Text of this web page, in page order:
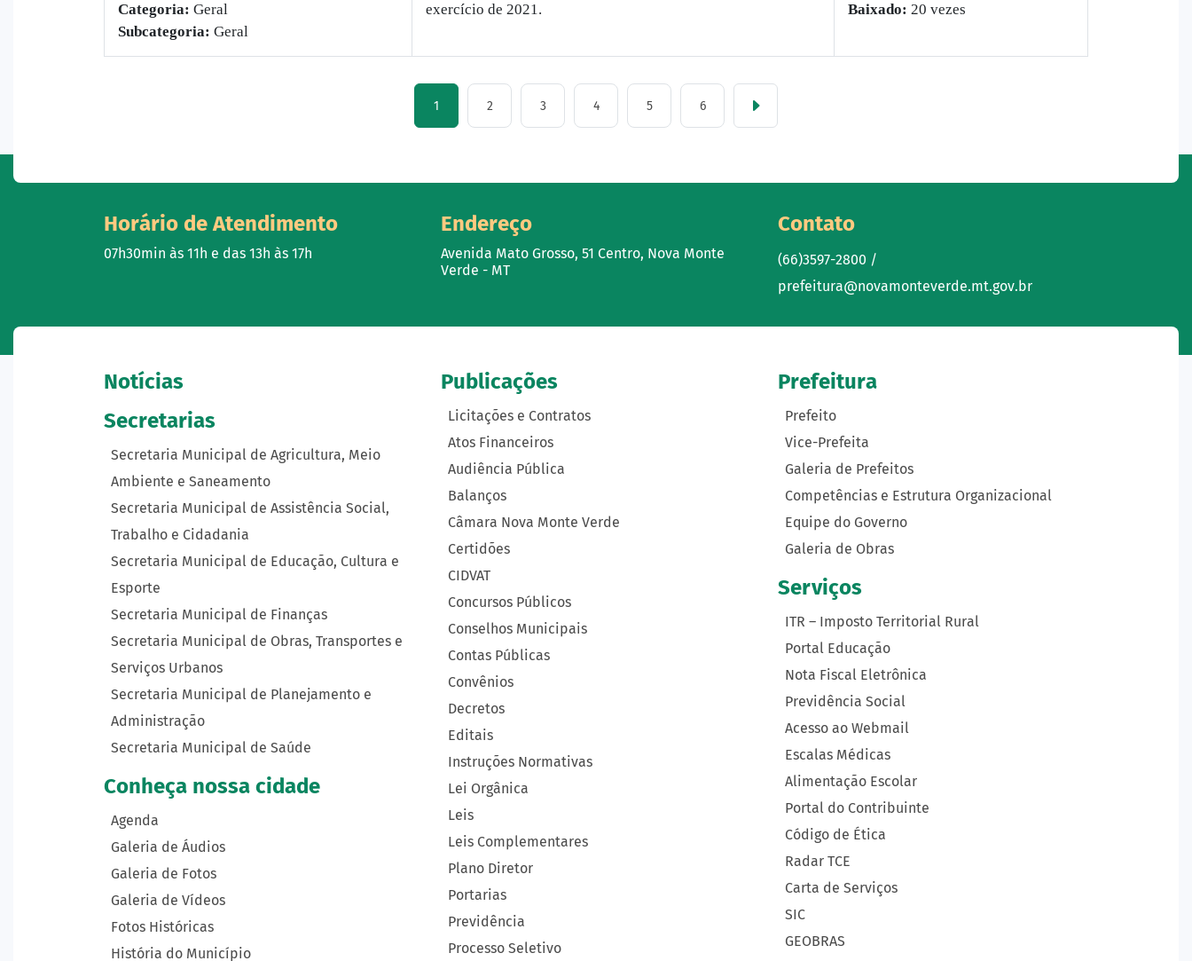
Categoria: Geral
Subcategoria: Geral
exercício de 2021.
Baixado: 20 vezes
1 2 3 4 5 6
Horário de Atendimento
07h30min às 11h e das 13h às 17h
Endereço
Avenida Mato Grosso, 51 Centro, Nova Monte
Verde - MT
Contato
(66)3597-2800 /
prefeitura@novamonteverde.mt.gov.br
Notícias
Secretarias
Secretaria Municipal de Agricultura, Meio
Ambiente e Saneamento
Secretaria Municipal de Assistência Social,
Trabalho e Cidadania
Secretaria Municipal de Educação, Cultura e
Esporte
Secretaria Municipal de Finanças
Secretaria Municipal de Obras, Transportes e
Serviços Urbanos
Secretaria Municipal de Planejamento e
Administração
Secretaria Municipal de Saúde
Conheça nossa cidade
Agenda
Galeria de Áudios
Galeria de Fotos
Galeria de Vídeos
Fotos Históricas
História do Município
Publicações
Licitações e Contratos
Atos Financeiros
Audiência Pública
Balanços
Câmara Nova Monte Verde
Certidões
CIDVAT
Concursos Públicos
Conselhos Municipais
Contas Públicas
Convênios
Decretos
Editais
Instruções Normativas
Lei Orgânica
Leis
Leis Complementares
Plano Diretor
Portarias
Previdência
Processo Seletivo
Prefeitura
Prefeito
Vice-Prefeita
Galeria de Prefeitos
Competências e Estrutura Organizacional
Equipe do Governo
Galeria de Obras
Serviços
ITR – Imposto Territorial Rural
Portal Educação
Nota Fiscal Eletrônica
Previdência Social
Acesso ao Webmail
Escalas Médicas
Alimentação Escolar
Portal do Contribuinte
Código de Ética
Radar TCE
Carta de Serviços
SIC
GEOBRAS